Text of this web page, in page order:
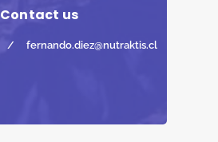
Contact us
/ fernando.diez@nutraktis.cl